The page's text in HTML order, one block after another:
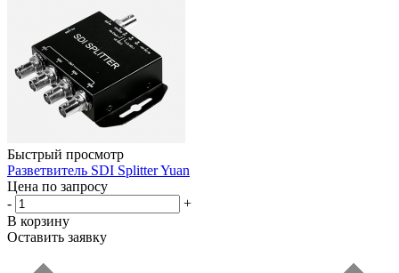
Быстрый просмотр
Разветвитель SDI Splitter Yuan
Цена по запросу
-
+
В корзину
Оставить заявку